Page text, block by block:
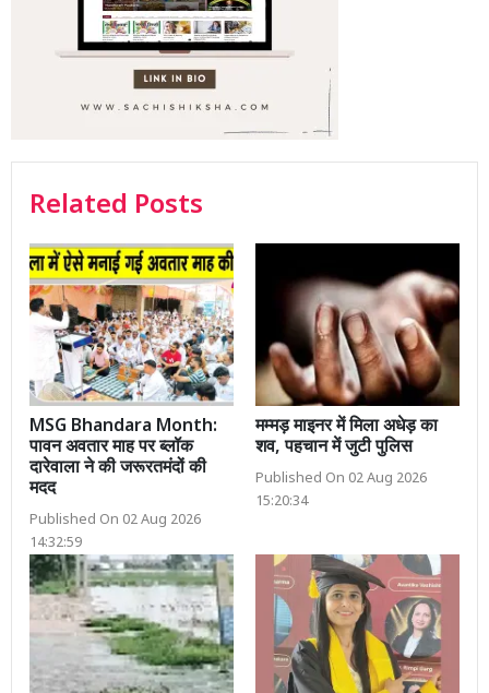
Related Posts
MSG Bhandara Month:
पावन अवतार माह पर ब्लॉक
दारेवाला ने की जरूरतमंदों की
मदद
Published On 02 Aug 2026
14:32:59
मम्मड़ माइनर में मिला अधेड़ का
शव, पहचान में जुटी पुलिस
Published On 02 Aug 2026
15:20:34